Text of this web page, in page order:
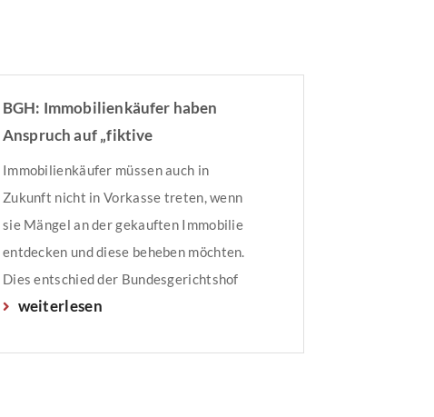
BGH: Immobilienkäufer haben
Anspruch auf „fiktive
Mängelbeseitigungskosten“
Immobilienkäufer müssen auch in
Zukunft nicht in Vorkasse treten, wenn
sie Mängel an der gekauften Immobilie
entdecken und diese beheben möchten.
Dies entschied der Bundesgerichtshof
(BGH). Der Fall: Feuchtigkeitsschaden
weiterlesen